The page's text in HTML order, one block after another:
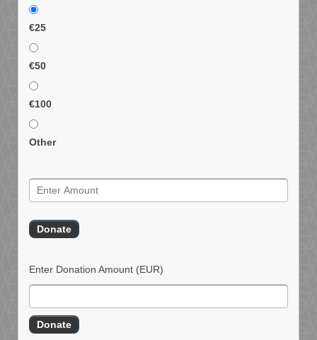
€25
€50
€100
Other
Enter Donation Amount (EUR)